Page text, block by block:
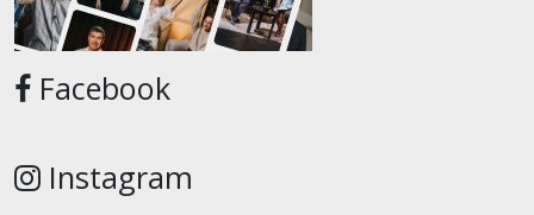
Facebook
Instagram